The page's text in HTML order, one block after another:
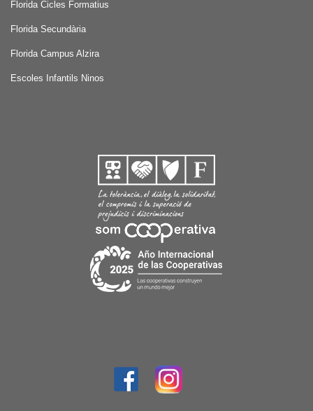
Florida Cicles Formatius
Florida Secundària
Florida Campus Alzira
Escoles Infantils Ninos